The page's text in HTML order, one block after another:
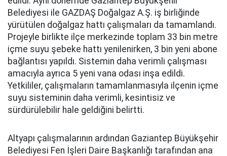
Belediyesi ile GAZDAŞ Doğalgaz A.Ş. iş birliğinde
yürütülen doğalgaz hattı çalışmaları da tamamlandı.
Projeyle birlikte ilçe merkezinde toplam 33 bin metre
içme suyu şebeke hattı yenilenirken, 3 bin yeni abone
bağlantısı yapıldı. Sistemin daha verimli çalışması
amacıyla ayrıca 5 yeni vana odası inşa edildi.
Yetkililer, çalışmaların tamamlanmasıyla ilçenin içme
suyu sisteminin daha verimli, kesintisiz ve
sürdürülebilir hale geldiğini belirtti.
Altyapı çalışmalarının ardından Gaziantep Büyükşehir
Belediyesi Fen İşleri Daire Başkanlığı tarafından ana